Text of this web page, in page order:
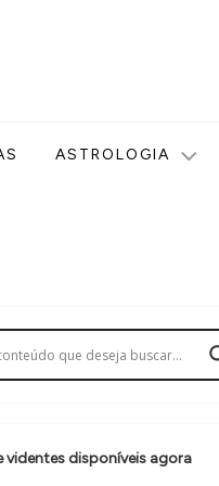
ASTROLOGIA
videntes disponíveis agora